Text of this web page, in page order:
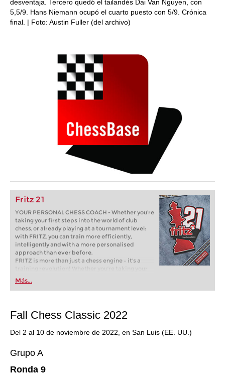
desventaja. Tercero quedó el tailandés Dai Van Nguyen, con
5,5/9. Hans Niemann ocupó el cuarto puesto con 5/9. Crónica
final. | Foto: Austin Fuller (del archivo)
Fritz 21
YOUR PERSONAL CHESS COACH - Whether you’re
taking your first steps into the world of club
chess, or already playing at a tournament level:
with FRITZ, you can train more efficiently,
intelligently and with a more personalised
approach than ever before.
FRITZ is more than just a chess engine – it’s a
training revolution! Whether you’re taking your
first steps into the world of club chess, or already
playing at a tournament level: with FRITZ, you can
train more efficiently, intelligently and with a
Más...
Fall Chess Classic 2022
Del 2 al 10 de noviembre de 2022, en San Luis (EE. UU.)
Grupo A
Ronda 9